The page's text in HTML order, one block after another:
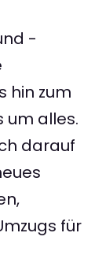
-
hin zum
um alles.
darauf
für